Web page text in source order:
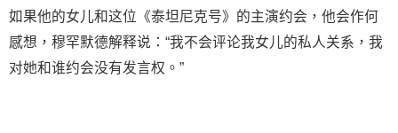
如果他的女儿和这位《泰坦尼克号》的主演约会，他会作何
感想，穆罕默德解释说：“我不会评论我女儿的私人关系，我
对她和谁约会没有发言权。”